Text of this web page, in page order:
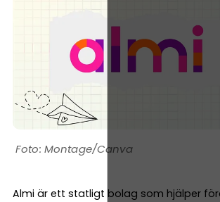
Montage/Canva
Almi är ett statligt bolag som hjälper